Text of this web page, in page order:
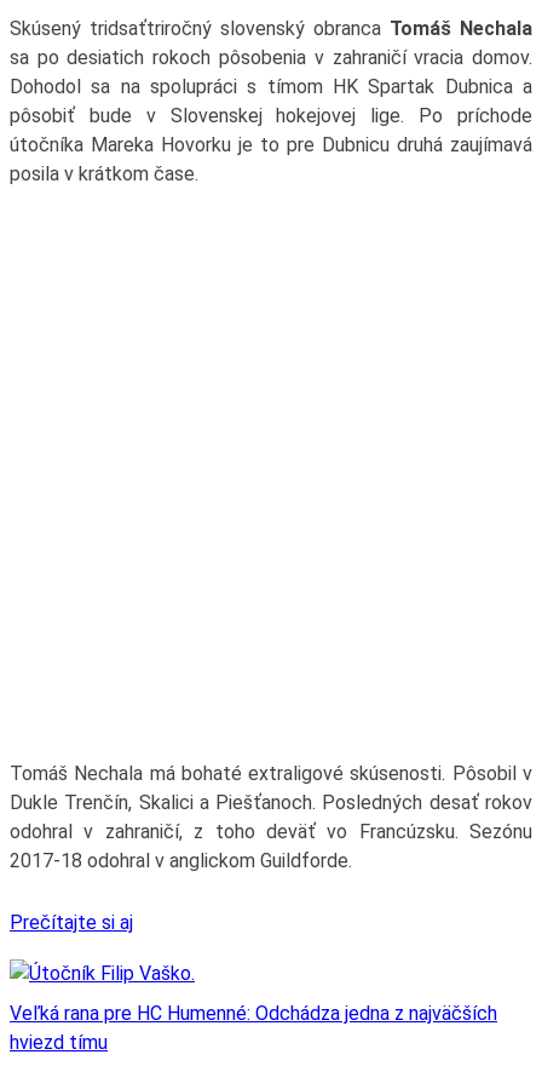
Skúsený tridsaťtriročný slovenský obranca Tomáš Nechala
sa po desiatich rokoch pôsobenia v zahraničí vracia domov.
Dohodol sa na spolupráci s tímom HK Spartak Dubnica a
pôsobiť bude v Slovenskej hokejovej lige. Po príchode
útočníka Mareka Hovorku je to pre Dubnicu druhá zaujímavá
posila v krátkom čase.
Tomáš Nechala má bohaté extraligové skúsenosti. Pôsobil v
Dukle Trenčín, Skalici a Piešťanoch. Posledných desať rokov
odohral v zahraničí, z toho deväť vo Francúzsku. Sezónu
2017-18 odohral v anglickom Guildforde.
Prečítajte si aj
Veľká rana pre HC Humenné: Odchádza jedna z najväčších
hviezd tímu